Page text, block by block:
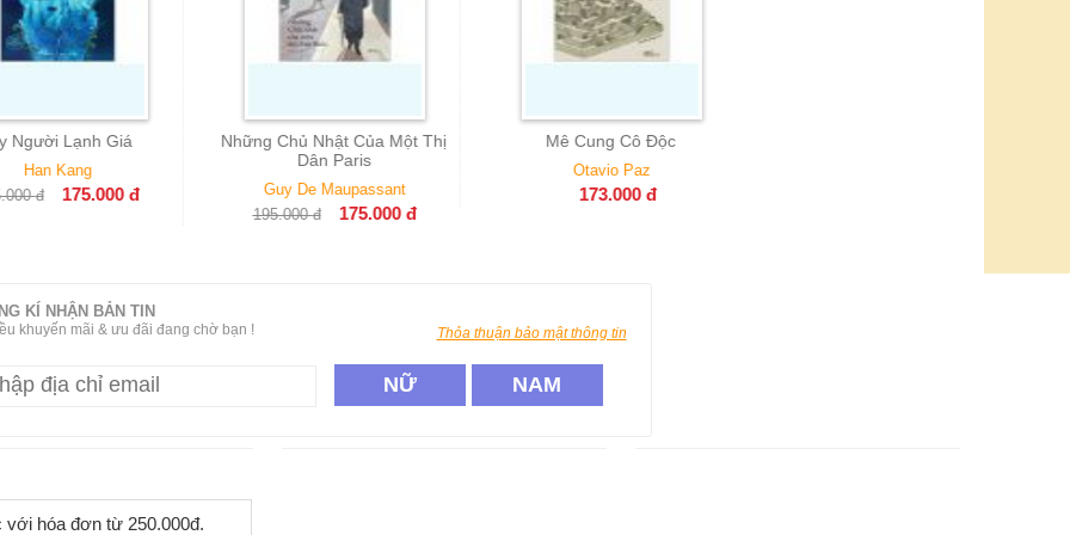
Lạnh Giá
Kang
175.000 đ
Những Chủ Nhật Của Một Thị
Dân Paris
Guy De Maupassant
195.000 đ 175.000 đ
Mê Cung Cô Độc
Otavio Paz
173.000 đ
KÍ NHẬN BẢN TIN
khuyến mãi & ưu đãi đang chờ bạn ! Thỏa thuận bảo mật thông tin
NỮ NAM
với hóa đơn từ 250.000đ.